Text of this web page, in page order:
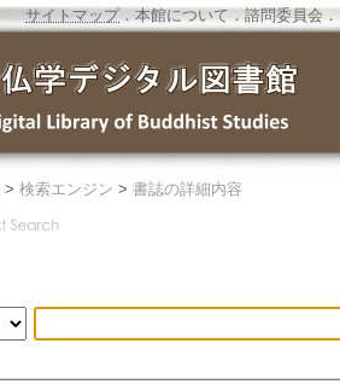
サイトマップ．本館について ． 諮問委員会 ．
> 検索エンジン > 書誌の詳細内容